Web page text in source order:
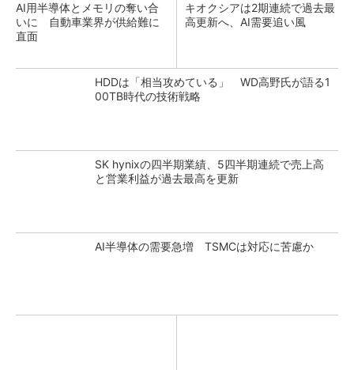
AI用半導体とメモリの奪い合
いに 自動車業界が供給難に
直面
キオクシアは2期連続で過去最
高更新へ、AI需要追い風
HDDは「相当攻めている」 WD高野氏が語る1
00TB時代の技術戦略
SK hynixの四半期業績、5四半期連続で売上高
と営業利益が過去最高を更新
AI半導体の需要急増 TSMCは対応に苦慮か